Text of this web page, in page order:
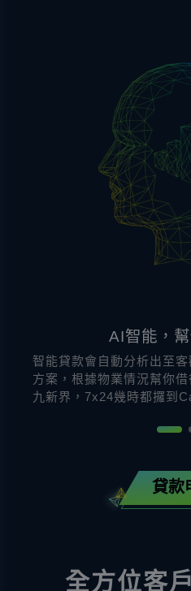
AI智能，
智能貸款會自動分析出至
方案，根據物業情況幫你
九新界，7x24幾時都攞到
貸款
全方位客